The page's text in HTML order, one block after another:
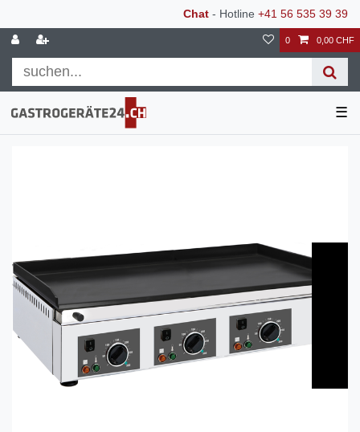
Chat - Hotline +41 56 535 39 39
0 0,00 CHF
☰